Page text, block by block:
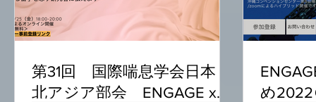
第31回 国際喘息学会日本・
北アジア部会 ENGAGE x
め2022